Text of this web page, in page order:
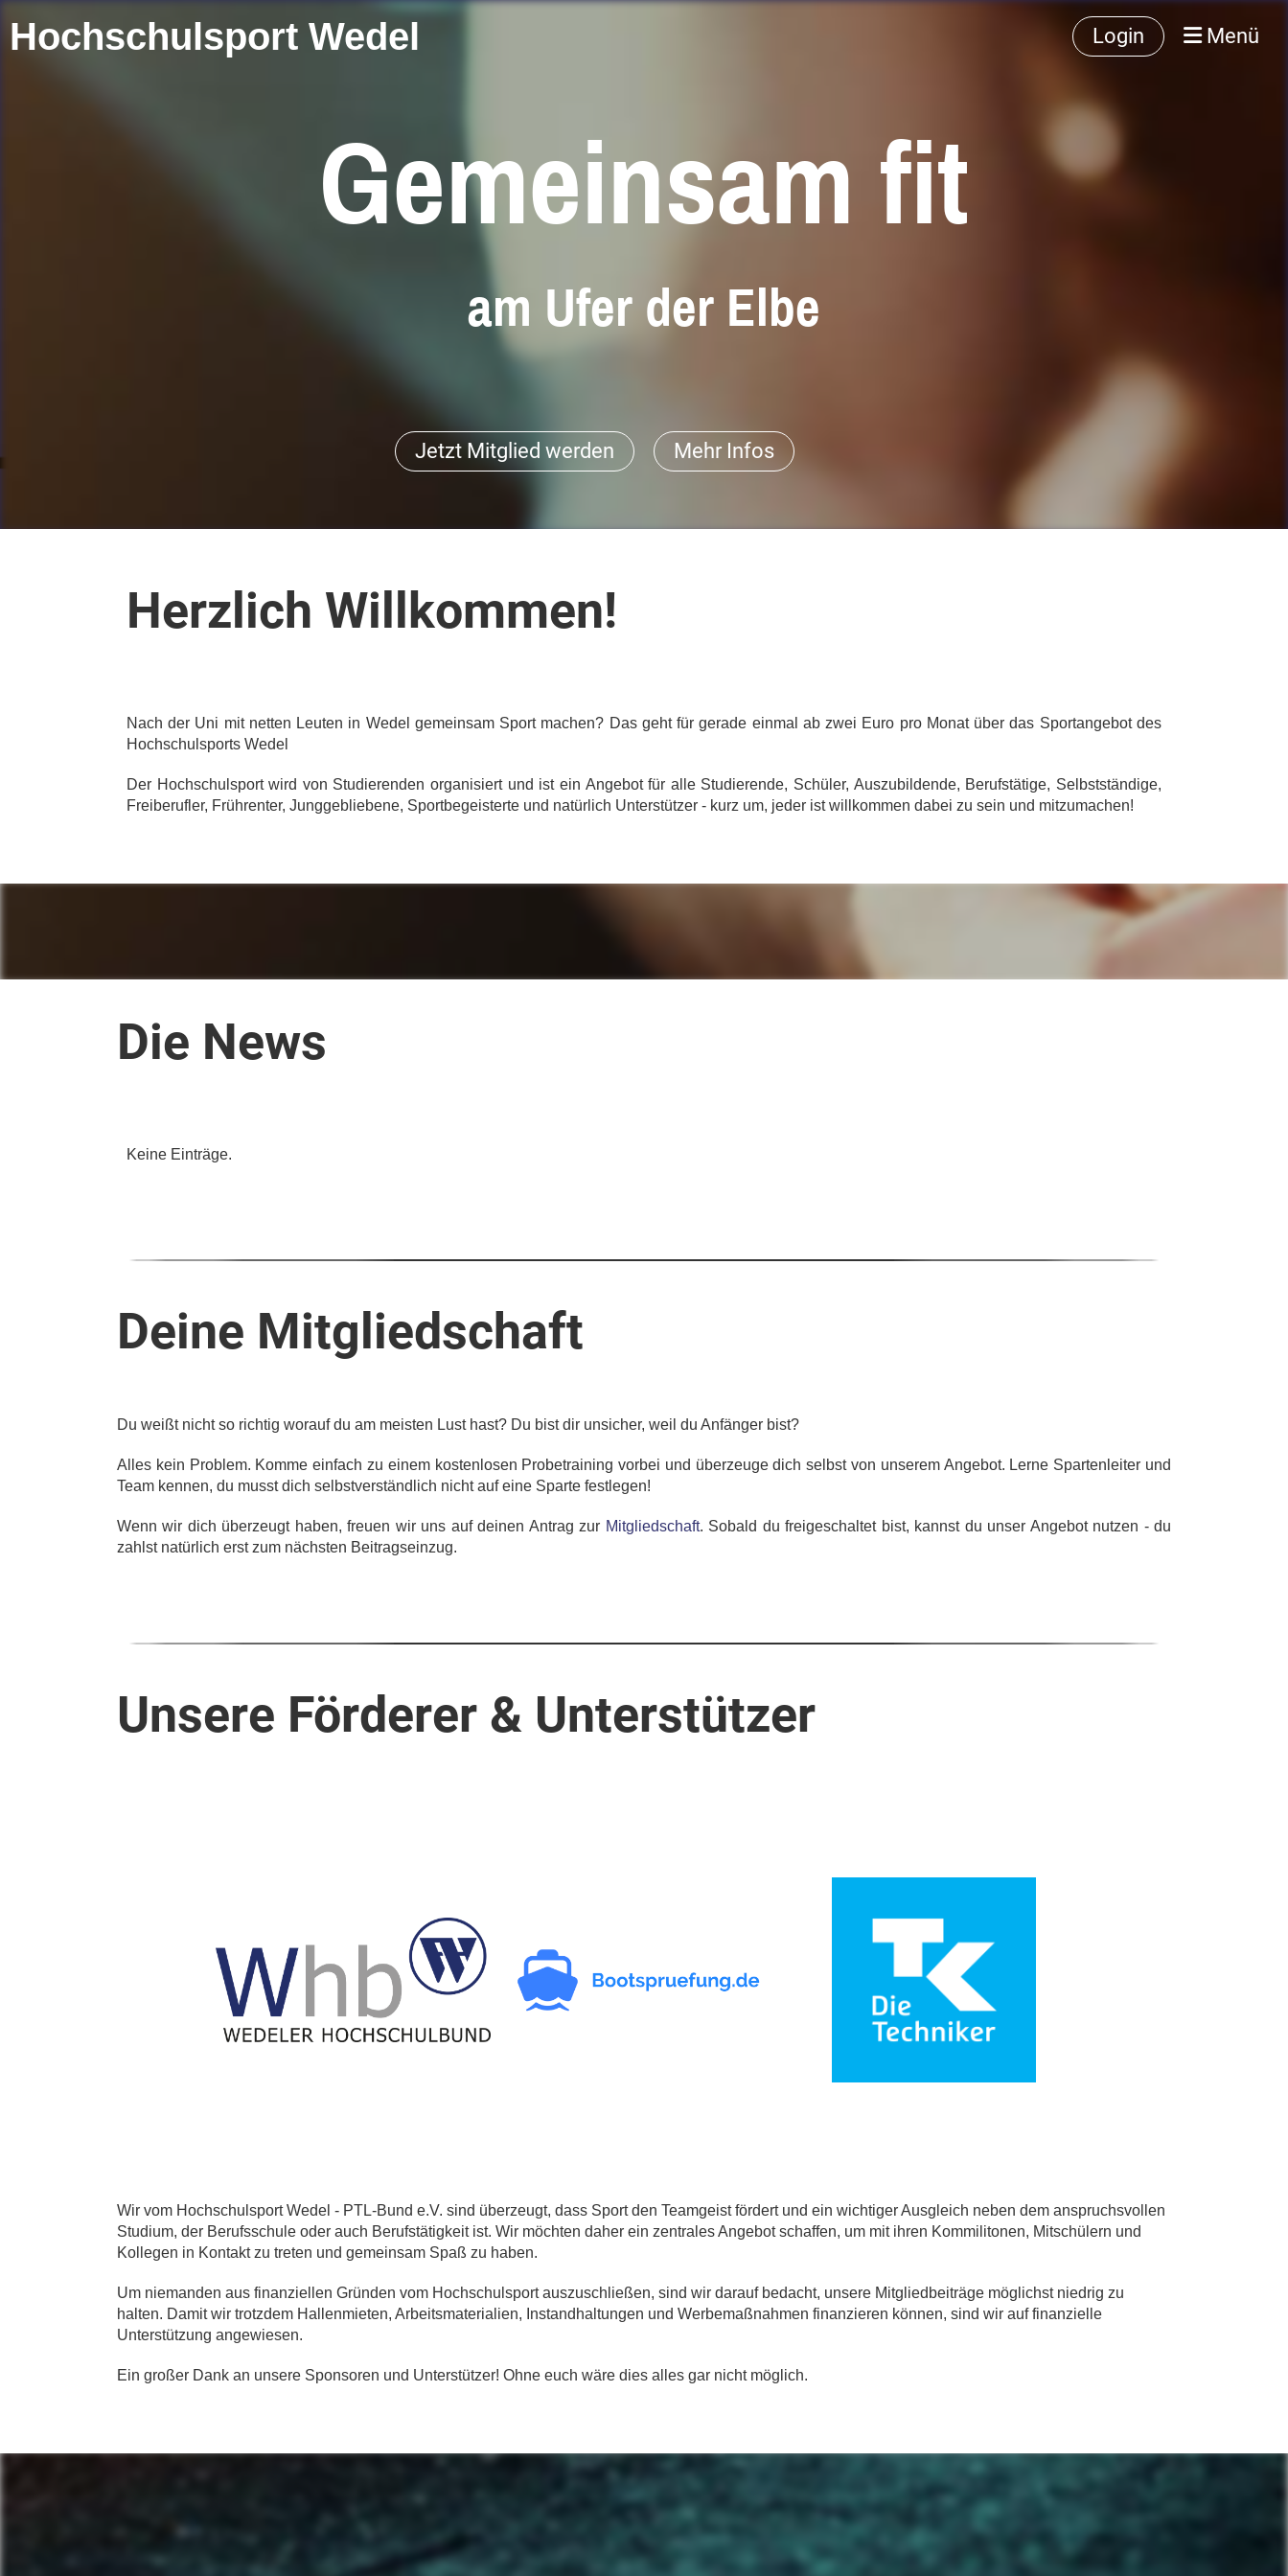
Hochschulsport Wedel Login Menü
Gemeinsam fit
am Ufer der Elbe
Jetzt Mitglied werden Mehr Infos
Herzlich Willkommen!
Nach der Uni mit netten Leuten in Wedel gemeinsam Sport machen? Das geht für gerade einmal ab zwei Euro pro Monat über das Sportangebot des
Hochschulsports Wedel
Der Hochschulsport wird von Studierenden organisiert und ist ein Angebot für alle Studierende, Schüler, Auszubildende, Berufstätige, Selbstständige,
Freiberufler, Frührenter, Junggebliebene, Sportbegeisterte und natürlich Unterstützer - kurz um, jeder ist willkommen dabei zu sein und mitzumachen!
Die News
Keine Einträge.
Deine Mitgliedschaft
Du weißt nicht so richtig worauf du am meisten Lust hast? Du bist dir unsicher, weil du Anfänger bist?
Alles kein Problem. Komme einfach zu einem kostenlosen Probetraining vorbei und überzeuge dich selbst von unserem Angebot. Lerne Spartenleiter und
Team kennen, du musst dich selbstverständlich nicht auf eine Sparte festlegen!
Wenn wir dich überzeugt haben, freuen wir uns auf deinen Antrag zur Mitgliedschaft. Sobald du freigeschaltet bist, kannst du unser Angebot nutzen - du
zahlst natürlich erst zum nächsten Beitragseinzug.
Unsere Förderer & Unterstützer
Wir vom Hochschulsport Wedel - PTL-Bund e.V. sind überzeugt, dass Sport den Teamgeist fördert und ein wichtiger Ausgleich neben dem anspruchsvollen
Studium, der Berufsschule oder auch Berufstätigkeit ist. Wir möchten daher ein zentrales Angebot schaffen, um mit ihren Kommilitonen, Mitschülern und
Kollegen in Kontakt zu treten und gemeinsam Spaß zu haben.
Um niemanden aus finanziellen Gründen vom Hochschulsport auszuschließen, sind wir darauf bedacht, unsere Mitgliedbeiträge möglichst niedrig zu
halten. Damit wir trotzdem Hallenmieten, Arbeitsmaterialien, Instandhaltungen und Werbemaßnahmen finanzieren können, sind wir auf finanzielle
Unterstützung angewiesen.
Ein großer Dank an unsere Sponsoren und Unterstützer! Ohne euch wäre dies alles gar nicht möglich.